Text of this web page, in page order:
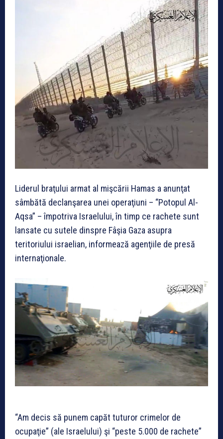
Liderul braţului armat al mişcării Hamas a anunţat
sâmbătă declanşarea unei operaţiuni – “Potopul Al-
Aqsa” – împotriva Israelului, în timp ce rachete sunt
lansate cu sutele dinspre Fâşia Gaza asupra
teritoriului israelian, informează agenţiile de presă
internaţionale.
“Am decis să punem capăt tuturor crimelor de
ocupaţie” (ale Israelului) şi “peste 5.000 de rachete”